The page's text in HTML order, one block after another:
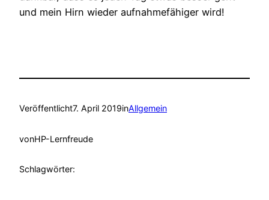
und mein Hirn wieder aufnahmefähiger wird!
Veröffentlicht7. April 2019inAllgemein
vonHP-Lernfreude
Schlagwörter: